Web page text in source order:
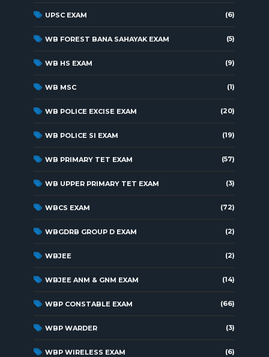
UPSC EXAM (6)
WB FOREST BANA SAHAYAK EXAM (5)
WB HS EXAM (9)
WB MSC (1)
WB POLICE EXCISE EXAM (20)
WB POLICE SI EXAM (19)
WB PRIMARY TET EXAM (57)
WB UPPER PRIMARY TET EXAM (3)
WBCS EXAM (72)
WBGDRB GROUP D EXAM (2)
WBJEE (2)
WBJEE ANM & GNM EXAM (14)
WBP CONSTABLE EXAM (66)
WBP WARDER (3)
WBP WIRELESS EXAM (6)